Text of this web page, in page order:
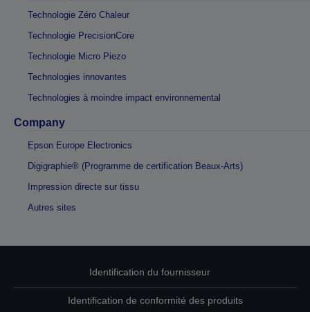
Technologie Zéro Chaleur
Technologie PrecisionCore
Technologie Micro Piezo
Technologies innovantes
Technologies à moindre impact environnemental
Company
Epson Europe Electronics
Digigraphie® (Programme de certification Beaux-Arts)
Impression directe sur tissu
Autres sites
Identification du fournisseur
Identification de conformité des produits